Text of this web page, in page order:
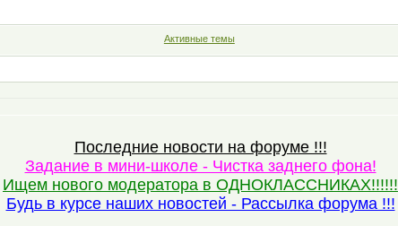
Активные темы
Последние новости на форуме !!!
Задание в мини-школе - Чистка заднего фона!
Ищем нового модератора в ОДНОКЛАССНИКАХ!!!!!!
Будь в курсе наших новостей - Рассылка форума !!!